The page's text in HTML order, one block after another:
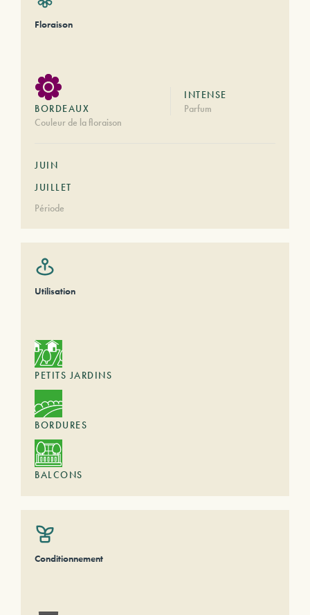
Floraison
BORDEAUX
Couleur de la floraison
INTENSE
Parfum
JUIN
JUILLET
Période
Utilisation
PETITS JARDINS
BORDURES
BALCONS
Conditionnement